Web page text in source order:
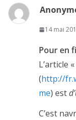
14 mai
Pour en
L’article
(http://
me) est
C’est